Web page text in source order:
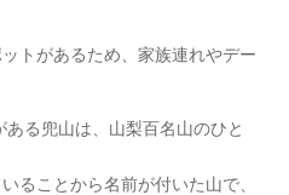
トがあるため、家族連れやデー
る兜山は、山梨百名山のひと
ることから名前が付いた山で、